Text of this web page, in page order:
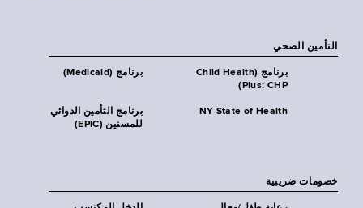
التأمين الصحي
برنامج (Medicaid)
برنامج (Child Health
Plus: CHP)
برنامج التأمين الدوائي
للمسنين (EPIC)
NY State of Health
خصومات ضريبية